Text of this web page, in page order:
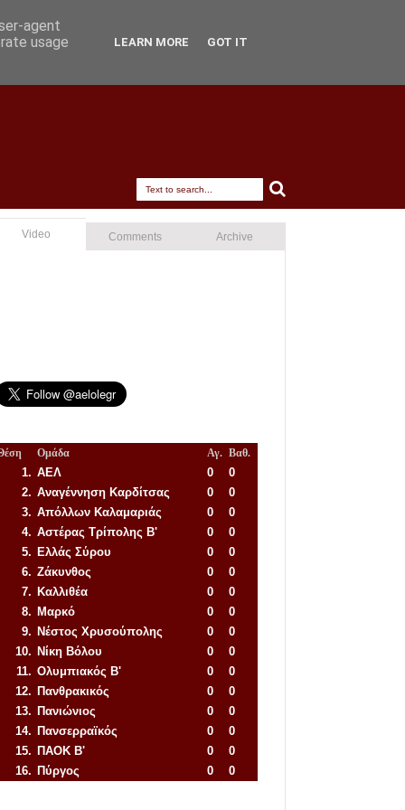
Video Comments Archive
Ομάδα Αγ. Βαθ.
1. ΑΕΛ 0
0
2. Αναγέννηση Καρδίτσας 0
0
3. Απόλλων Καλαμαριάς 0
0
4. Αστέρας Τρίπολης Β' 0
0
5. Ελλάς Σύρου 0
0
6. Ζάκυνθος 0
0
7. Καλλιθέα 0
0
8. Μαρκό 0
0
9. Νέστος Χρυσούπολης 0
0
10. Νίκη Βόλου 0
0
11. Ολυμπιακός Β' 0
0
12. Πανθρακικός 0
0
13. Πανιώνιος 0
0
14. Πανσερραϊκός 0
0
15. ΠΑΟΚ Β' 0
0
16. Πύργος 0
0
agent
usage
LEARN MORE GOT IT